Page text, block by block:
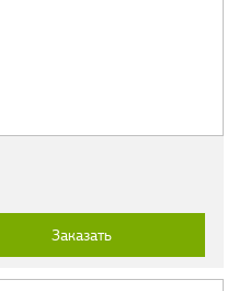
Заказать